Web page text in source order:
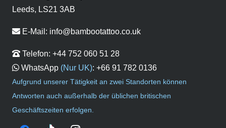
Leeds, LS21 3AB
E-Mail: info@bambootattoo.co.uk
Telefon: +44 752 060 51 28
WhatsApp (Nur UK): +66 91 782 0136
Aufgrund unserer Tätigkeit an zwei Standorten können
Antworten auch außerhalb der üblichen britischen
Geschäftszeiten erfolgen.